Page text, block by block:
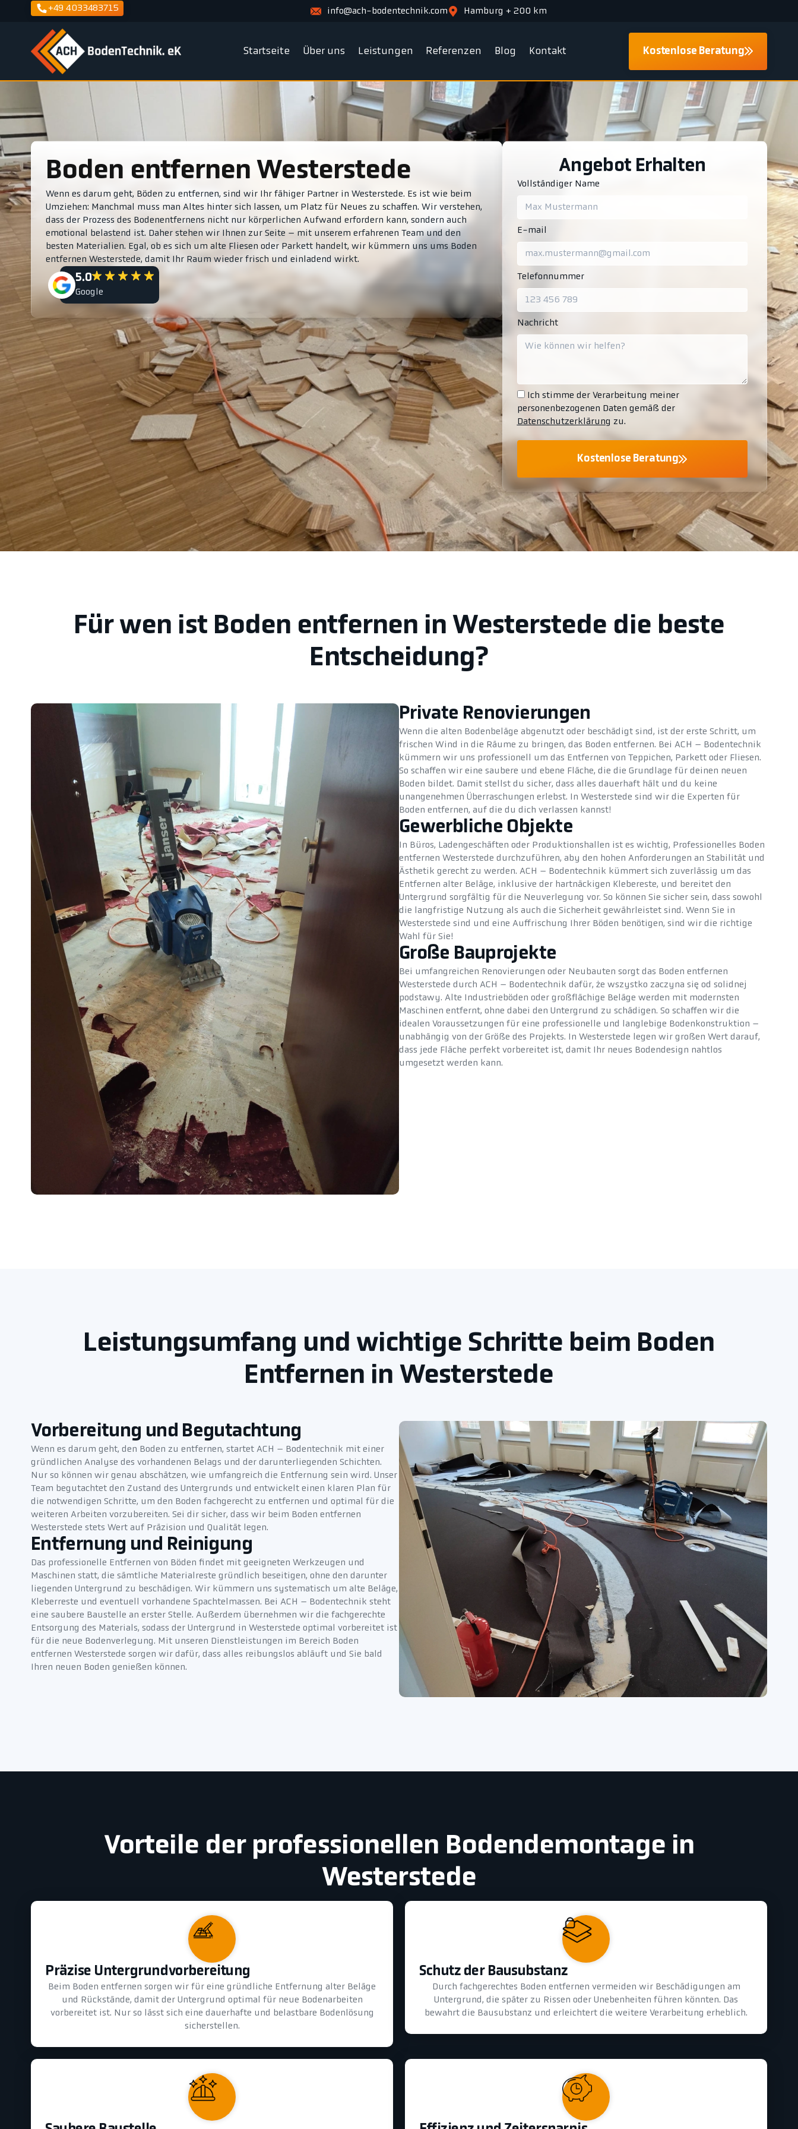
+49 4033483715 info@ach-bodentechnik.com Hamburg + 200 km
Startseite Über uns Leistungen Referenzen Blog Kontakt Kostenlose Beratung
Boden entfernen Westerstede
Wenn es darum geht, Böden zu entfernen, sind wir Ihr fähiger Partner in Westerstede. Es ist wie beim
Umziehen: Manchmal muss man Altes hinter sich lassen, um Platz für Neues zu schaffen. Wir verstehen,
dass der Prozess des Bodenentfernens nicht nur körperlichen Aufwand erfordern kann, sondern auch
emotional belastend ist. Daher stehen wir Ihnen zur Seite – mit unserem erfahrenen Team und den
besten Materialien. Egal, ob es sich um alte Fliesen oder Parkett handelt, wir kümmern uns ums Boden
entfernen Westerstede, damit Ihr Raum wieder frisch und einladend wirkt.
5.0
Google
Angebot Erhalten
Vollständiger Name
E-mail
Telefonnummer
Nachricht
Ich stimme der Verarbeitung meiner
personenbezogenen Daten gemäß der
Datenschutzerklärung zu.
Kostenlose Beratung
Für wen ist Boden entfernen in Westerstede die beste
Entscheidung?
Private Renovierungen
Wenn die alten Bodenbeläge abgenutzt oder beschädigt sind, ist der erste Schritt, um
frischen Wind in die Räume zu bringen, das Boden entfernen. Bei ACH – Bodentechnik
kümmern wir uns professionell um das Entfernen von Teppichen, Parkett oder Fliesen.
So schaffen wir eine saubere und ebene Fläche, die die Grundlage für deinen neuen
Boden bildet. Damit stellst du sicher, dass alles dauerhaft hält und du keine
unangenehmen Überraschungen erlebst. In Westerstede sind wir die Experten für
Boden entfernen, auf die du dich verlassen kannst!
Gewerbliche Objekte
In Büros, Ladengeschäften oder Produktionshallen ist es wichtig, Professionelles Boden
entfernen Westerstede durchzuführen, aby den hohen Anforderungen an Stabilität und
Ästhetik gerecht zu werden. ACH – Bodentechnik kümmert sich zuverlässig um das
Entfernen alter Beläge, inklusive der hartnäckigen Klebereste, und bereitet den
Untergrund sorgfältig für die Neuverlegung vor. So können Sie sicher sein, dass sowohl
die langfristige Nutzung als auch die Sicherheit gewährleistet sind. Wenn Sie in
Westerstede sind und eine Auffrischung Ihrer Böden benötigen, sind wir die richtige
Wahl für Sie!
Große Bauprojekte
Bei umfangreichen Renovierungen oder Neubauten sorgt das Boden entfernen
Westerstede durch ACH – Bodentechnik dafür, że wszystko zaczyna się od solidnej
podstawy. Alte Industrieböden oder großflächige Beläge werden mit modernsten
Maschinen entfernt, ohne dabei den Untergrund zu schädigen. So schaffen wir die
idealen Voraussetzungen für eine professionelle und langlebige Bodenkonstruktion –
unabhängig von der Größe des Projekts. In Westerstede legen wir großen Wert darauf,
dass jede Fläche perfekt vorbereitet ist, damit Ihr neues Bodendesign nahtlos
umgesetzt werden kann.
Leistungsumfang und wichtige Schritte beim Boden
Entfernen in Westerstede
Vorbereitung und Begutachtung
Wenn es darum geht, den Boden zu entfernen, startet ACH – Bodentechnik mit einer
gründlichen Analyse des vorhandenen Belags und der darunterliegenden Schichten.
Nur so können wir genau abschätzen, wie umfangreich die Entfernung sein wird. Unser
Team begutachtet den Zustand des Untergrunds und entwickelt einen klaren Plan für
die notwendigen Schritte, um den Boden fachgerecht zu entfernen und optimal für die
weiteren Arbeiten vorzubereiten. Sei dir sicher, dass wir beim Boden entfernen
Westerstede stets Wert auf Präzision und Qualität legen.
Entfernung und Reinigung
Das professionelle Entfernen von Böden findet mit geeigneten Werkzeugen und
Maschinen statt, die sämtliche Materialreste gründlich beseitigen, ohne den darunter
liegenden Untergrund zu beschädigen. Wir kümmern uns systematisch um alte Beläge,
Kleberreste und eventuell vorhandene Spachtelmassen. Bei ACH – Bodentechnik steht
eine saubere Baustelle an erster Stelle. Außerdem übernehmen wir die fachgerechte
Entsorgung des Materials, sodass der Untergrund in Westerstede optimal vorbereitet ist
für die neue Bodenverlegung. Mit unseren Dienstleistungen im Bereich Boden
entfernen Westerstede sorgen wir dafür, dass alles reibungslos abläuft und Sie bald
Ihren neuen Boden genießen können.
Vorteile der professionellen Bodendemontage in
Westerstede
Präzise Untergrundvorbereitung
Beim Boden entfernen sorgen wir für eine gründliche Entfernung alter Beläge
und Rückstände, damit der Untergrund optimal für neue Bodenarbeiten
vorbereitet ist. Nur so lässt sich eine dauerhafte und belastbare Bodenlösung
sicherstellen.
Schutz der Bausubstanz
Durch fachgerechtes Boden entfernen vermeiden wir Beschädigungen am
Untergrund, die später zu Rissen oder Unebenheiten führen könnten. Das
bewahrt die Bausubstanz und erleichtert die weitere Verarbeitung erheblich.